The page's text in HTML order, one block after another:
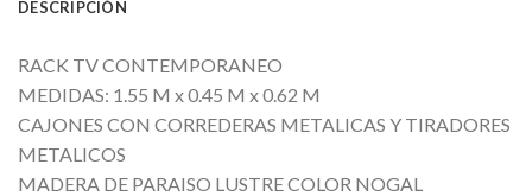
DESCRIPCIÓN
RACK TV CONTEMPORANEO
MEDIDAS: 1.55 M x 0.45 M x 0.62 M
CAJONES CON CORREDERAS METALICAS Y TIRADORES
METALICOS
MADERA DE PARAISO LUSTRE COLOR NOGAL